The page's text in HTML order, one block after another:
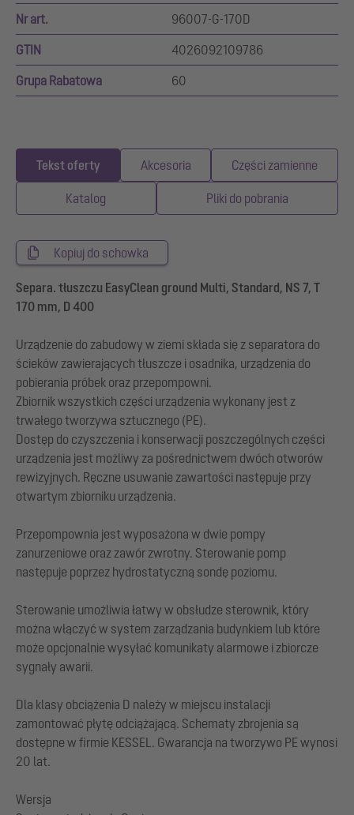
Nr art. 96007-G-170D
GTIN 4026092109786
Grupa Rabatowa 60
Tekst oferty Akcesoria Części zamienne
Katalog Pliki do pobrania
Kopiuj do schowka
Separa. tłuszczu EasyClean ground Multi, Standard, NS 7, T
170 mm, D 400
Urządzenie do zabudowy w ziemi składa się z separatora do
ścieków zawierających tłuszcze i osadnika, urządzenia do
pobierania próbek oraz przepompowni.
Zbiornik wszystkich części urządzenia wykonany jest z
trwałego tworzywa sztucznego (PE).
Dostęp do czyszczenia i konserwacji poszczególnych części
urządzenia jest możliwy za pośrednictwem dwóch otworów
rewizyjnych. Ręczne usuwanie zawartości następuje przy
otwartym zbiorniku urządzenia.
Przepompownia jest wyposażona w dwie pompy
zanurzeniowe oraz zawór zwrotny. Sterowanie pomp
następuje poprzez hydrostatyczną sondę poziomu.
Sterowanie umożliwia łatwy w obsłudze sterownik, który
można włączyć w system zarządzania budynkiem lub które
może opcjonalnie wysyłać komunikaty alarmowe i zbiorcze
sygnały awarii.
Dla klasy obciążenia D należy w miejscu instalacji
zamontować płytę odciążającą. Schematy zbrojenia są
dostępne w firmie KESSEL. Gwarancja na tworzywo PE wynosi
20 lat.
Wersja